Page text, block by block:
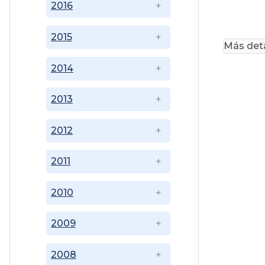
2008
2009
2010
2011
2012
2013
2014
2015
2016
Más